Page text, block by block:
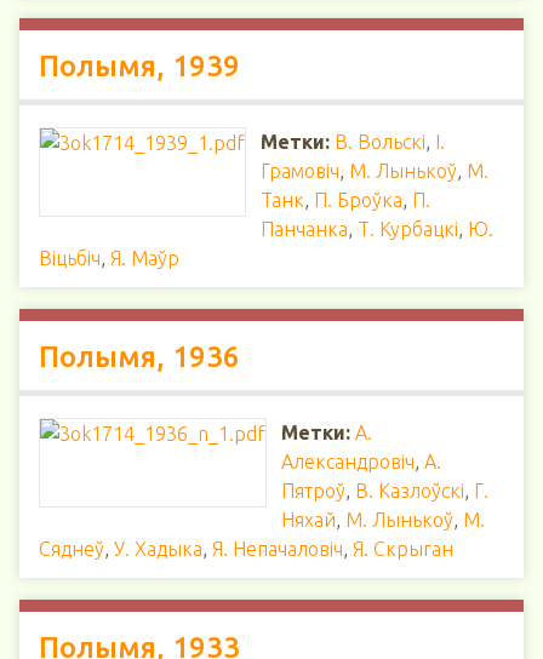
Полымя, 1939
Метки: В. Вольскі, І.
Грамовіч, М. Лынькоў, М.
Танк, П. Броўка, П.
Панчанка, Т. Курбацкі, Ю.
Віцьбіч, Я. Маўр
Полымя, 1936
Метки: А.
Александровіч, А.
Пятроў, В. Казлоўскі, Г.
Няхай, М. Лынькоў, М.
Сяднеў, У. Хадыка, Я. Непачаловіч, Я. Скрыган
Полымя, 1933